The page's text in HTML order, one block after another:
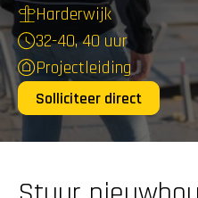
Harderwijk
32-40, 40 uur
Projectleiding
Solliciteer direct